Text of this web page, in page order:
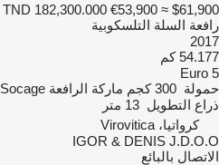
TND 182,300.000 €53,900 ≈ $61,900
رافعة السلة التلسكوبية
2017
54.177 كم
Euro 5
حمولة 300 كجم ماركة الرافعة Socage
ذراع التطويل 13 متر
كرواتيا، Virovitica
IGOR & DENIS J.D.O.O
الاتصال بالبائع